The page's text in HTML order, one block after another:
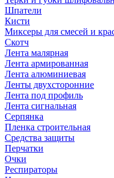
Шпатели
Кисти
Миксеры для смесей и
Скотч
Лента малярная
Лента армированная
Лента алюминиевая
Ленты двухсторонние
Лента под профиль
Лента сигнальная
Серпянка
Пленка строительная
Средства защиты
Перчатки
Очки
Респираторы